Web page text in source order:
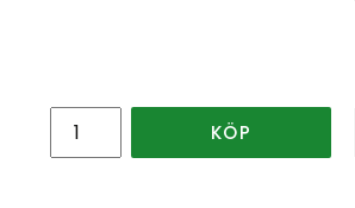
KÖP